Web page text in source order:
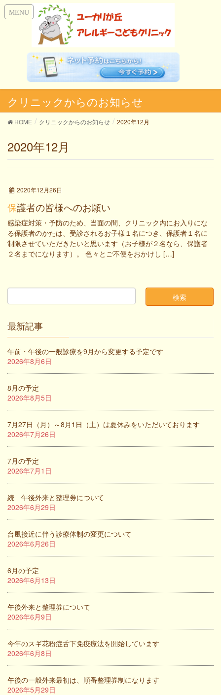
クリニックからのお知らせ
HOME クリニックからのお知らせ 2020年12月
2020年12月
2020年12月26日
保護者の皆様へのお願い
感染症対策・予防のため、当面の間、クリニック内にお入りにな
る保護者のかたは、受診されるお子様１名につき、保護者１名に
制限させていただきたいと思います（お子様が２名なら、保護者
２名までになります）。 色々とご不便をおかけし […]
最新記事
午前・午後の一般診療を9月から変更する予定です
2026年8月6日
8月の予定
2026年8月5日
7月27日（月）～8月1日（土）は夏休みをいただいております
2026年7月26日
7月の予定
2026年7月1日
続 午後外来と整理券について
2026年6月29日
台風接近に伴う診療体制の変更について
2026年6月26日
6月の予定
2026年6月13日
午後外来と整理券について
2026年6月9日
今年のスギ花粉症舌下免疫療法を開始しています
2026年6月8日
午後の一般外来最初は、順番整理券制になります
2026年5月29日